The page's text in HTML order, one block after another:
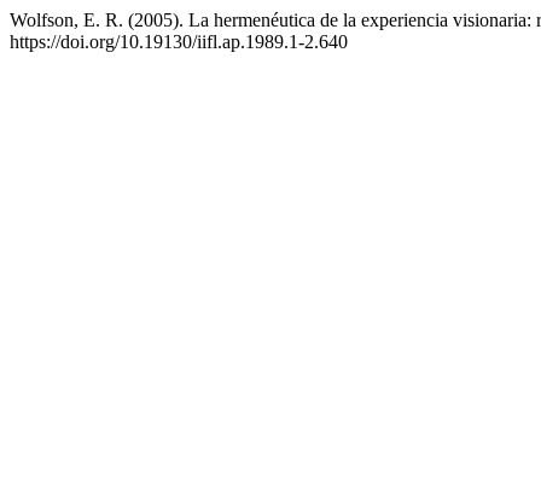
Wolfson, E. R. (2005). La hermenéutica de la experiencia
https://doi.org/10.19130/iifl.ap.1989.1-2.640